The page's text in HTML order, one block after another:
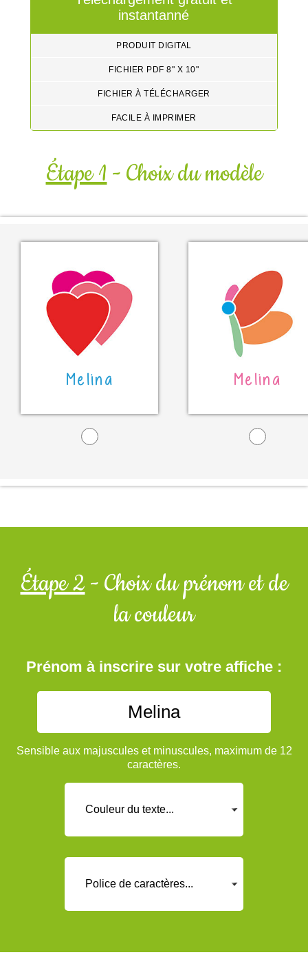
instantanné
PRODUIT DIGITAL
FICHIER PDF 8" X 10"
FICHIER À TÉLÉCHARGER
FACILE À IMPRIMER
Étape 1- Choix du modèle
Melina Melina
Étape 2- Choix du prénom et de
la couleur
Prénom à inscrire sur votre affiche :
Sensible aux majuscules et minuscules, maximum de 12
caractères.